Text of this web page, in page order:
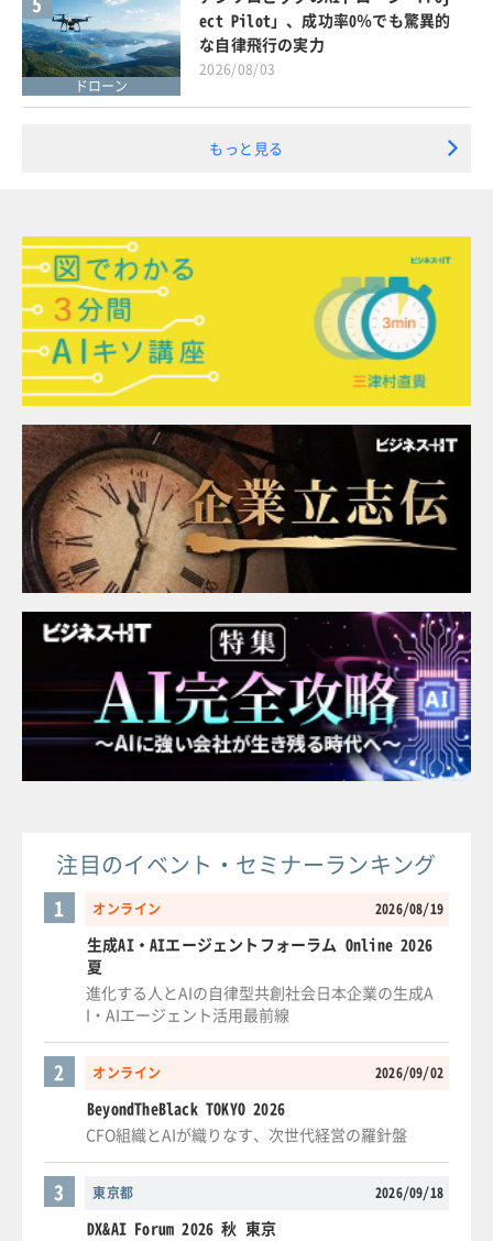
ドローン
ect Pilot」、成功率0％でも驚異的
な自律飛行の実力
2026/08/03
もっと見る
注目のイベント・セミナーランキング
オンライン 2026/08/19
1
生成AI・AIエージェントフォーラム Online 2026
夏
進化する人とAIの自律型共創社会日本企業の生成A
I・AIエージェント活用最前線
オンライン 2026/09/02
2
BeyondTheBlack TOKYO 2026
CFO組織とAIが織りなす、次世代経営の羅針盤
東京都 2026/09/18
3
DX&AI Forum 2026 秋 東京